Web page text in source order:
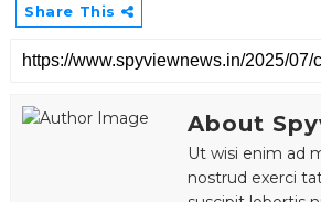
Share This
About
Ut wisi enim ad
nostrud exerci